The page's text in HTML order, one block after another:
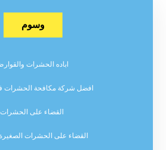
وسوم
اباده الحشرات
افضل شركة مكافحة الحشرات
القضاء على الحشرات
القضاء على الحشرات الصغيرة